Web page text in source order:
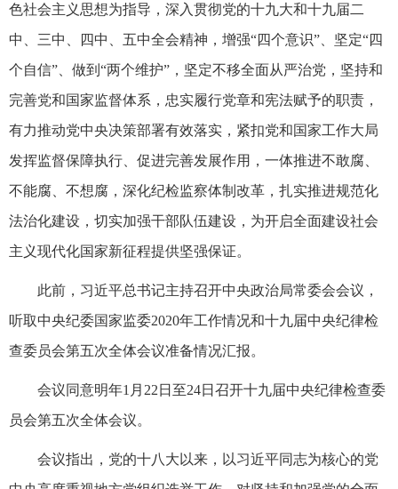
色社会主义思想为指导，深入贯彻党的十九大和十九届二
中、三中、四中、五中全会精神，增强“四个意识”、坚定“四
个自信”、做到“两个维护”，坚定不移全面从严治党，坚持和
完善党和国家监督体系，忠实履行党章和宪法赋予的职责，
有力推动党中央决策部署有效落实，紧扣党和国家工作大局
发挥监督保障执行、促进完善发展作用，一体推进不敢腐、
不能腐、不想腐，深化纪检监察体制改革，扎实推进规范化
法治化建设，切实加强干部队伍建设，为开启全面建设社会
主义现代化国家新征程提供坚强保证。
此前，习近平总书记主持召开中央政治局常委会会议，
听取中央纪委国家监委2020年工作情况和十九届中央纪律检
查委员会第五次全体会议准备情况汇报。
会议同意明年1月22日至24日召开十九届中央纪律检查委
员会第五次全体会议。
会议指出，党的十八大以来，以习近平同志为核心的党